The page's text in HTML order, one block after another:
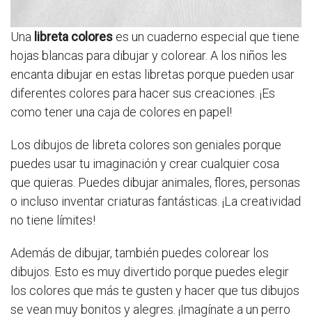
Una libreta colores es un cuaderno especial que tiene
hojas blancas para dibujar y colorear. A los niños les
encanta dibujar en estas libretas porque pueden usar
diferentes colores para hacer sus creaciones. ¡Es
como tener una caja de colores en papel!
Los dibujos de libreta colores son geniales porque
puedes usar tu imaginación y crear cualquier cosa
que quieras. Puedes dibujar animales, flores, personas
o incluso inventar criaturas fantásticas. ¡La creatividad
no tiene límites!
Además de dibujar, también puedes colorear los
dibujos. Esto es muy divertido porque puedes elegir
los colores que más te gusten y hacer que tus dibujos
se vean muy bonitos y alegres. ¡Imagínate a un perro